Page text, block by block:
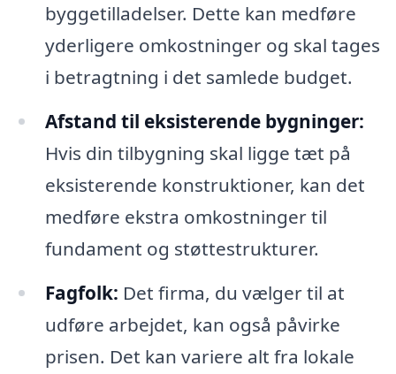
byggetilladelser. Dette kan medføre
yderligere omkostninger og skal tages
i betragtning i det samlede budget.
Afstand til eksisterende bygninger:
Hvis din tilbygning skal ligge tæt på
eksisterende konstruktioner, kan det
medføre ekstra omkostninger til
fundament og støttestrukturer.
Fagfolk: Det firma, du vælger til at
udføre arbejdet, kan også påvirke
prisen. Det kan variere alt fra lokale